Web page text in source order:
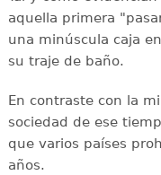
aquella primera
una minúscula caja
su traje de baño.
En contraste con la
sociedad de ese
que varios países
años.